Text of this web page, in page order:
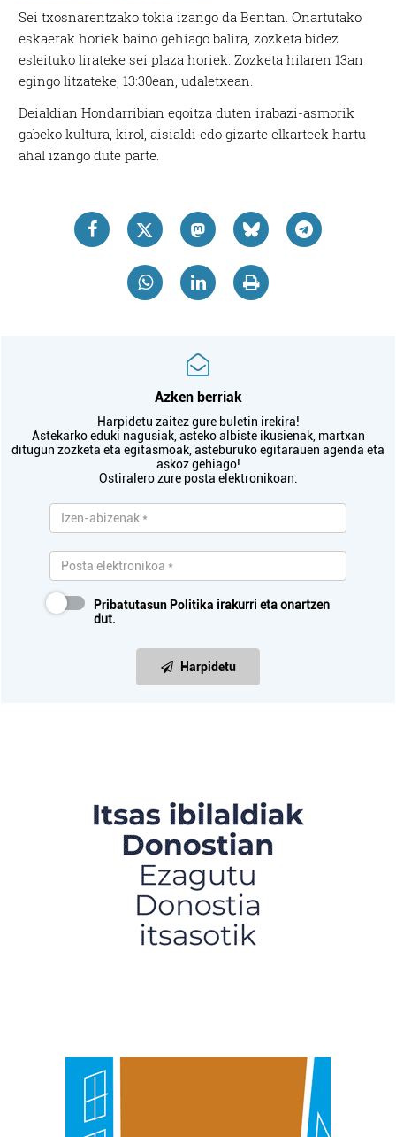
Sei txosnarentzako tokia izango da Bentan. Onartutako
eskaerak horiek baino gehiago balira, zozketa bidez
esleituko lirateke sei plaza horiek. Zozketa hilaren 13an
egingo litzateke, 13:30ean, udaletxean.
Deialdian Hondarribian egoitza duten irabazi-asmorik
gabeko kultura, kirol, aisialdi edo gizarte elkarteek hartu
ahal izango dute parte.
Azken berriak
Harpidetu zaitez gure buletin irekira!
Astekarko eduki nagusiak, asteko albiste ikusienak, martxan
ditugun zozketa eta egitasmoak, asteburuko egitarauen agenda eta
askoz gehiago!
Ostiralero zure posta elektronikoan.
Pribatutasun Politika irakurri eta onartzen
dut.
Harpidetu